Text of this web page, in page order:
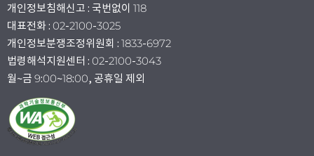
개인정보침해신고 : 국번없이 118
대표전화 : 02-2100-3025
개인정보분쟁조정위원회 : 1833-6972
법령해석지원센터 : 02-2100-3043
월~금 9:00~18:00, 공휴일 제외